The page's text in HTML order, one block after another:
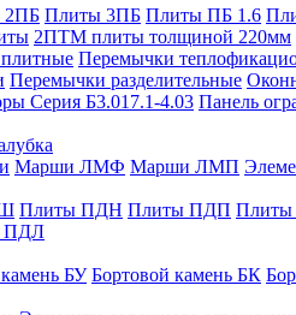
2ПБ Плиты 3ПБ Плиты ПБ 1.6
2ПТМ плиты толщиной 220мм
Перемычки
Перемычки разделительные
Серия Б3.017.1-4.03 Панель
Марши ЛМФ Марши ЛМП
Плиты ПДН Плиты ПДП
ПДЛ
БУ Бортовой камень БК